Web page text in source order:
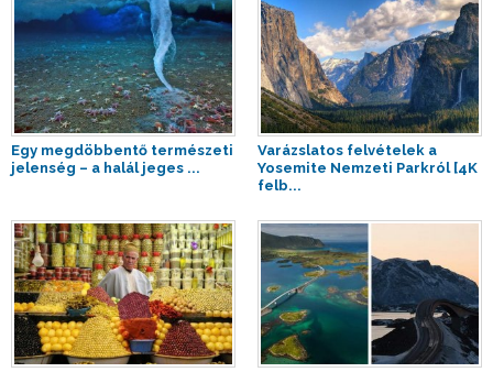
Egy megdöbbentő természeti
jelenség – a halál jeges ...
Varázslatos felvételek a
Yosemite Nemzeti Parkról [4K
felb...